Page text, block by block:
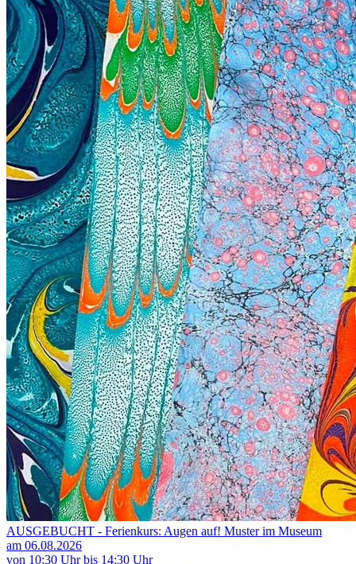
AUSGEBUCHT - Ferienkurs: Augen auf! Muster im Museum
am 06.08.2026
von 10:30 Uhr bis 14:30 Uhr